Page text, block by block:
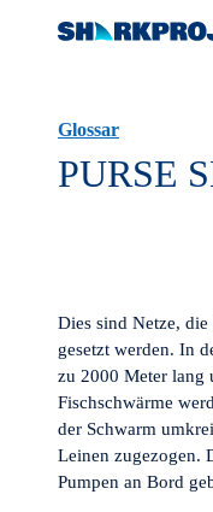
Glossar
PURSE
Dies sind Netze,
gesetzt werden. In
zu 2000 Meter lang
Fischschwärme
der Schwarm
Leinen zugezogen.
Pumpen an Bord